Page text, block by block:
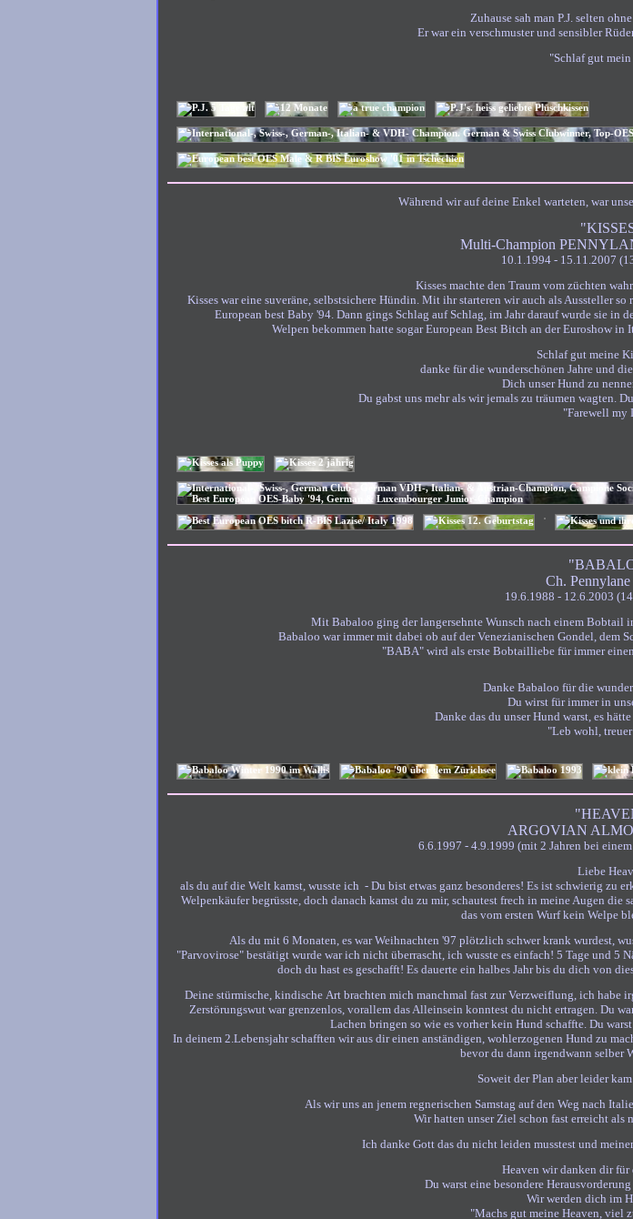
Zuhause sah man P.J. selten
Er war ein verschmuster und sensibler
"Schlaf gut
Während wir auf deine Enkel warteten, war
Multi-Champion
10.1.1994 - 15.11.2007
Kisses machte den Traum vom züchten
Kisses war eine suveräne, selbstsichere Hündin. Mit ihr starteren wir auch als Aussteller
European best Baby '94. Dann gings Schlag auf Schlag, im Jahr darauf wurde sie in
Welpen bekommen hatte sogar European Best Bitch an der Euroshow
Schlaf gut meine
danke für die wunderschönen Jahre und
Dich unser Hund zu
Du gabst uns mehr als wir jemals zu träumen wagten.
"Farewell my
Ch.
19.6.1988 - 12.6.2003
Mit Babaloo ging der langersehnte Wunsch nach einem Bobtail
Babaloo war immer mit dabei ob auf der Venezianischen Gondel, dem
"BABA" wird als erste Bobtailliebe für immer
Danke Babaloo für die
Du wirst für immer in
Danke das du unser Hund warst, es
"Leb wohl,
ARGOVIAN
6.6.1997 - 4.9.1999 (mit 2 Jahren bei
Liebe
als du auf die Welt kamst, wusste ich - Du bist etwas ganz besonderes! Es ist schwierig zu
Welpenkäufer begrüsste, doch danach kamst du zu mir, schautest frech in meine Augen
das vom ersten Wurf kein Welpe
Als du mit 6 Monaten, es war Weihnachten '97 plötzlich schwer krank wurdest,
"Parvovirose" bestätigt wurde war ich nicht überrascht, ich wusste es einfach! 5 Tage und
doch du hast es geschafft! Es dauerte ein halbes Jahr bis du dich von
Deine stürmische, kindische Art brachten mich manchmal fast zur Verzweiflung, ich habe
Zerstörungswut war grenzenlos, vorallem das Alleinsein konntest du nicht ertragen. Du
Lachen bringen so wie es vorher kein Hund schaffte. Du
In deinem 2.Lebensjahr schafften wir aus dir einen anständigen, wohlerzogenen Hund zu
bevor du dann irgendwann selber
Soweit der Plan aber leider
Als wir uns an jenem regnerischen Samstag auf den Weg nach
Wir hatten unser Ziel schon fast erreicht als
Ich danke Gott das du nicht leiden musstest und
Heaven wir danken dir
Du warst eine besondere
Wir werden dich im
"Machs gut meine Heaven, viel